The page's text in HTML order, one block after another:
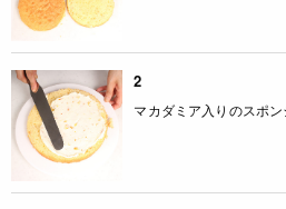
2
マカダミア入りのスポ